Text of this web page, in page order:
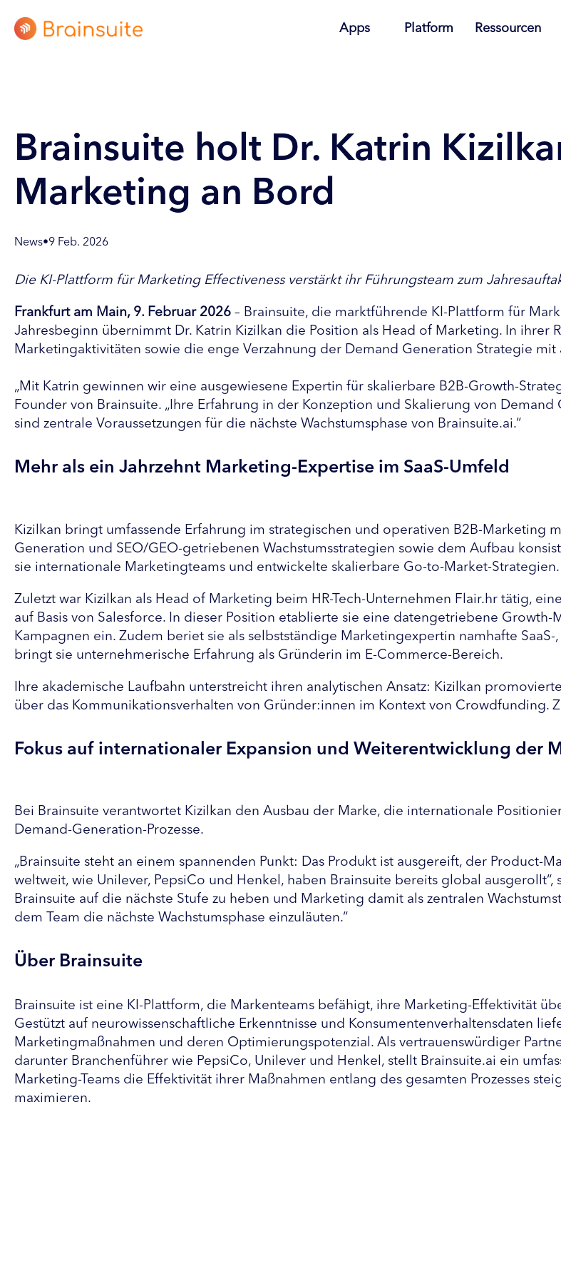
Apps Platform Ressourcen
Brainsuite holt Dr. Katrin
Marketing an Bord
News•9 Feb. 2026
Die KI-Plattform für Marketing Effectiveness verstärkt ihr Führungsteam zum
Frankfurt am Main, 9. Februar 2026 – Brainsuite, die marktführende KI-Plattform für
Jahresbeginn übernimmt Dr. Katrin Kizilkan die Position als Head of Marketing. In ihrer
Marketingaktivitäten sowie die enge Verzahnung der Demand Generation Strategie
„Mit Katrin gewinnen wir eine ausgewiesene Expertin für skalierbare B2B-Growth-
Founder von Brainsuite. „Ihre Erfahrung in der Konzeption und Skalierung von
sind zentrale Voraussetzungen für die nächste Wachstumsphase von Brainsuite.ai.“
Mehr als ein Jahrzehnt Marketing-Expertise im SaaS-Umfeld
Kizilkan bringt umfassende Erfahrung im strategischen und operativen B2B-Marketing
Generation und SEO/GEO-getriebenen Wachstumsstrategien sowie dem Aufbau
sie internationale Marketingteams und entwickelte skalierbare Go-to-Market-Strategien.
Zuletzt war Kizilkan als Head of Marketing beim HR-Tech-Unternehmen Flair.hr tätig,
auf Basis von Salesforce. In dieser Position etablierte sie eine datengetriebene
Kampagnen ein. Zudem beriet sie als selbstständige Marketingexpertin namhafte
bringt sie unternehmerische Erfahrung als Gründerin im E-Commerce-Bereich.
Ihre akademische Laufbahn unterstreicht ihren analytischen Ansatz: Kizilkan
über das Kommunikationsverhalten von Gründer:innen im Kontext von Crowdfunding.
Fokus auf internationaler Expansion und Weiterentwicklung der
Bei Brainsuite verantwortet Kizilkan den Ausbau der Marke, die internationale
Demand-Generation-Prozesse.
„Brainsuite steht an einem spannenden Punkt: Das Produkt ist ausgereift, der
weltweit, wie Unilever, PepsiCo und Henkel, haben Brainsuite bereits global
Brainsuite auf die nächste Stufe zu heben und Marketing damit als zentralen
dem Team die nächste Wachstumsphase einzuläuten.“
Über Brainsuite
Brainsuite ist eine KI-Plattform, die Markenteams befähigt, ihre Marketing-Effektivität
Gestützt auf neurowissenschaftliche Erkenntnisse und Konsumentenverhaltensdaten
Marketingmaßnahmen und deren Optimierungspotenzial. Als vertrauenswürdiger
darunter Branchenführer wie PepsiCo, Unilever und Henkel, stellt Brainsuite.ai ein
Marketing-Teams die Effektivität ihrer Maßnahmen entlang des gesamten Prozesses
maximieren.